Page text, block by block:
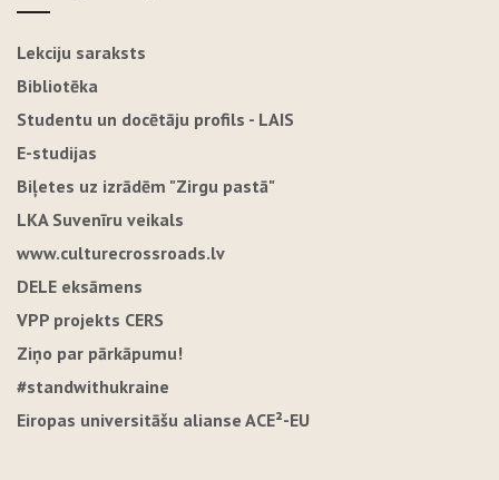
Lekciju saraksts
Bibliotēka
Studentu un docētāju profils - LAIS
E-studijas
Biļetes uz izrādēm "Zirgu pastā"
LKA Suvenīru veikals
www.culturecrossroads.lv
DELE eksāmens
VPP projekts CERS
Ziņo par pārkāpumu!
#standwithukraine
Eiropas universitāšu alianse ACE²-EU